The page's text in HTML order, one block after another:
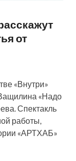
от
«Внутри»
«Надо
Спектакль
работы,
«АРТХАБ»